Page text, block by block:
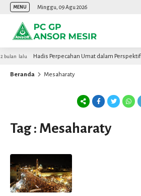
MENU Minggu, 09 Agu 2026
bulan lalu Hadis Perpecahan Umat dalam Perspektif
Beranda Mesaharaty
Tag : Mesaharaty